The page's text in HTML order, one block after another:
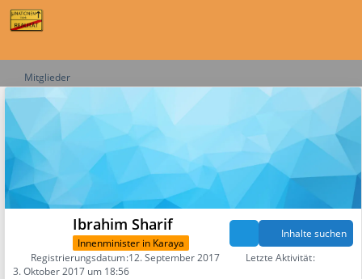
Mitglieder
Ibrahim Sharif
Innenminister in Karaya
Inhalte suchen
Registrierungsdatum 12. September 2017
Letzte Aktivität
3. Oktober 2017 um 18:56